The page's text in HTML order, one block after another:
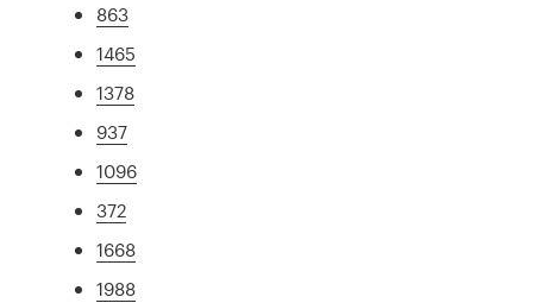
863
1465
1378
937
1096
372
1668
1988